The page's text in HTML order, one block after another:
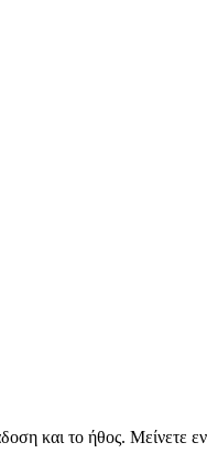
και το ήθος. Μείνετε